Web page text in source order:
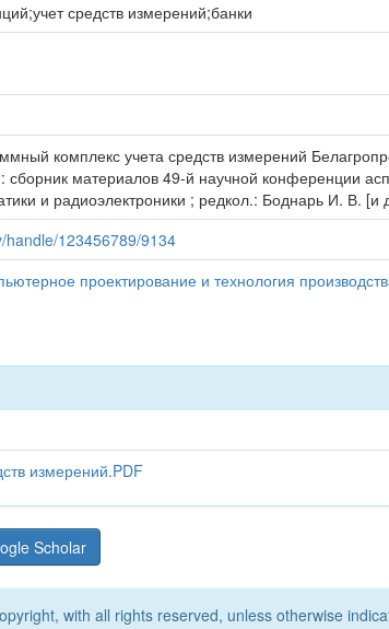
средств измерений;банки
комплекс учета средств измерений
сборник материалов 49-й научной конференции
и радиоэлектроники ; редкол.: Боднарь И. В.
handle/123456789/9134
проектирование и технология
измерений.PDF
Scholar
with all rights reserved, unless otherwise